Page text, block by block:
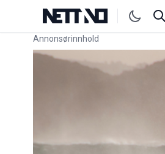
Annonsørinnhold
Link for annonse